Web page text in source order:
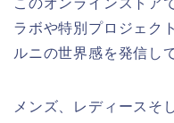
このオンラインストア
ラボや特別プロジェク
ルニの世界感を発信し
メンズ、レディースそ